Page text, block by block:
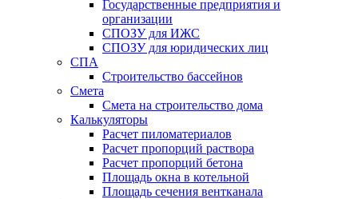
Государственные предприятия и
организации
СПОЗУ для ИЖС
СПОЗУ для юридических лиц
СПА
Строительство бассейнов
Смета
Смета на строительство дома
Калькуляторы
Расчет пиломатериалов
Расчет пропорций раствора
Расчет пропорций бетона
Площадь окна в котельной
Площадь сечения вентканала